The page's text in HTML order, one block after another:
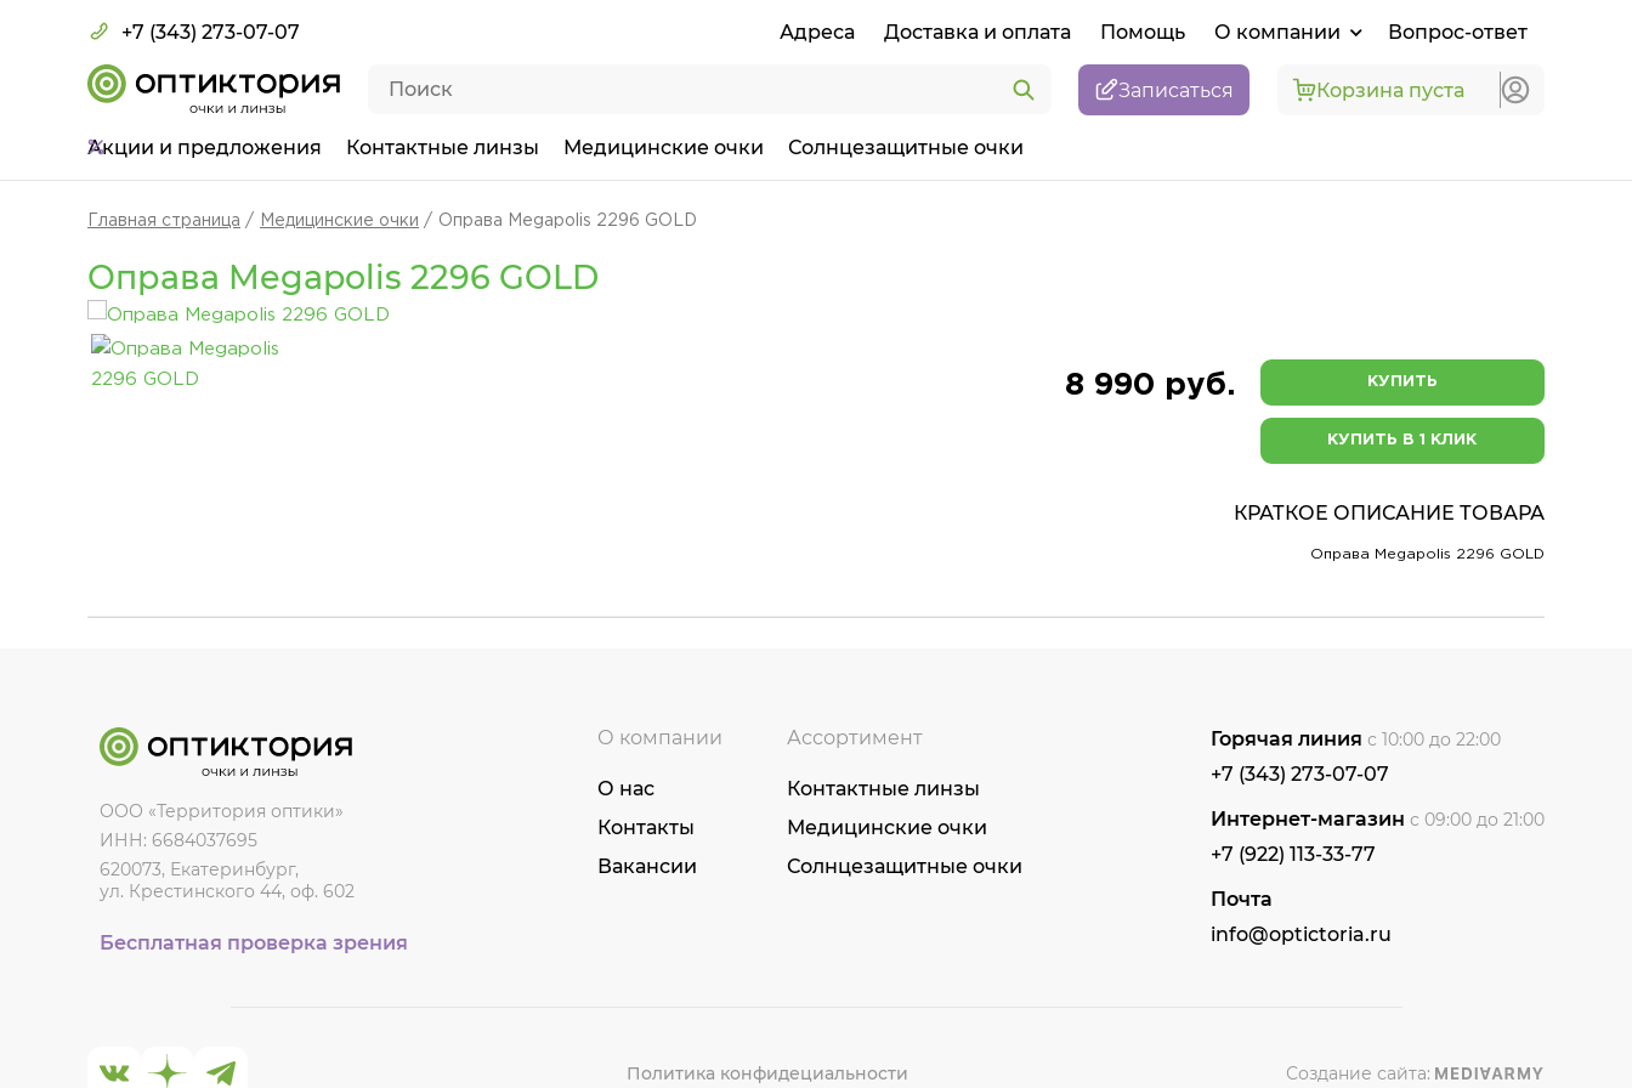
+7 (343) 273-07-07 Адреса Доставка и оплата Помощь О компании Вопрос-ответ
Записаться Корзина пуста
Акции и предложения Контактные линзы Медицинские очки Солнцезащитные очки
Главная страница Медицинские очки Оправа Megapolis 2296 GOLD
Оправа Megapolis 2296 GOLD
8 990 руб. КУПИТЬ
КУПИТЬ В 1 КЛИК
КРАТКОЕ ОПИСАНИЕ ТОВАРА
Оправа Megapolis 2296 GOLD
ООО «Территория оптики»
ИНН: 6684037695
620073, Екатеринбург,
ул. Крестинского 44, оф. 602
Бесплатная проверка зрения
О компании
О нас
Контакты
Вакансии
Ассортимент
Контактные линзы
Медицинские очки
Солнцезащитные очки
Горячая линия с 10:00 до 22:00
+7 (343) 273-07-07
Интернет-магазин с 09:00 до 21:00
+7 (922) 113-33-77
Почта
info@optictoria.ru
Политика конфидециальности Создание сайта: